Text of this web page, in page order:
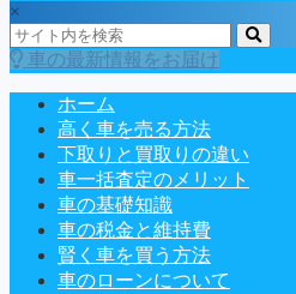
×
車の最新情報をお届け
ホーム
高く車を売る方法
下取りと買取りの違い
車一括査定のメリット
車の基礎知識
車の税金と維持費
賢く車を買う方法
車のローンについて